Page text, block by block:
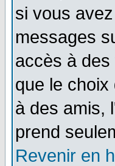
si vous
messages
accès à
que le choix
à des amis,
prend
Revenir en